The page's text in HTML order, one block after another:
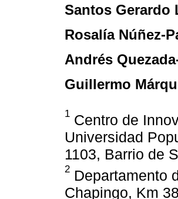
Santos Gerardo
Rosalía Núñez-
Andrés
Guillermo
1 Centro de
Universidad
1103, Barrio de
2 Departamento
Chapingo, Km